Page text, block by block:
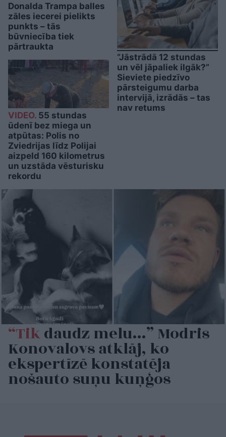
Donalda Trampa balles
zāles iecerei pielikts
punkts – tās
būvniecība tiek
pārtraukta
VIDEO. 55 stundas
ūdenī bez miega un
atpūtas: Polis no
Zviedrijas līdz Polijai
aizpeld 160 kilometrus
un uzstāda vēsturisku
rekordu
“Jāstrādā 12 stundas
un vēl jāpaliek ilgāk?”
Sieviete piedzīvo
pārsteigumu darba
intervijā, izrādās – tas
nav retums
“Tikdaudz melu…” Modris
Konovalovs atklāj, ko
ekspertīzē konstatēja
nošauto suņu kuņģos